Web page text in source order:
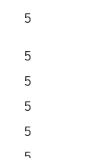
5
5
5
5
5